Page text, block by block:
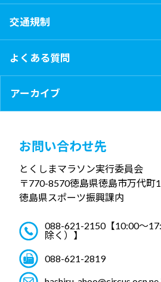
交通規制
よくある質問
アーカイブ
お問い合わせ先
とくしまマラソン実行委員会
〒770-8570徳島県徳島市万代町
徳島県スポーツ振興課内
088-621-2150【10:00～
除く）】
088-621-2819